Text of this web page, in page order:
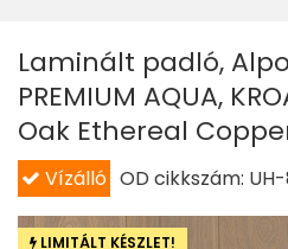
Laminált padló,
PREMIUM AQUA,
Oak Ethereal
Vízálló OD cikkszám:
LIMITÁLT KÉSZLET!